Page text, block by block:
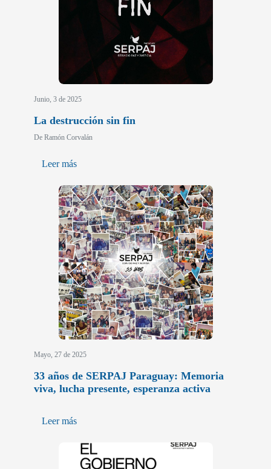
Junio, 3 de 2025
La destrucción sin fin
De Ramón Corvalán
Leer más
Mayo, 27 de 2025
33 años de SERPAJ Paraguay: Memoria
viva, lucha presente, esperanza activa
Leer más